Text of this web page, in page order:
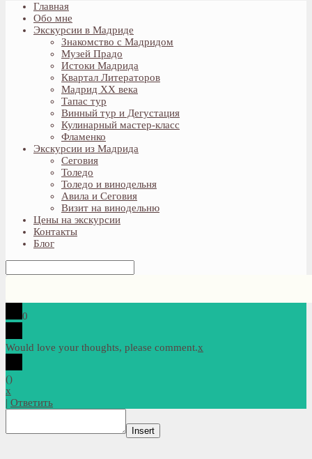
Главная
Обо мне
Экскурсии в Мадриде
Знакомство с Мадридом
Музей Прадо
Истоки Мадрида
Квартал Литераторов
Мадрид XX века
Тапас тур
Винный тур и Дегустация
Кулинарный мастер-класс
Фламенко
Экскурсии из Мадрида
Сеговия
Толедо
Толедо и винодельня
Авила и Сеговия
Визит на винодельню
Цены на экскурсии
Контакты
Блог
0
Would love your thoughts, please comment.x
()
x
| Ответить
Insert